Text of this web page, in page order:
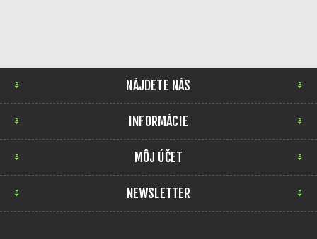
NÁJDETE NÁS
INFORMÁCIE
MÔJ ÚČET
NEWSLETTER